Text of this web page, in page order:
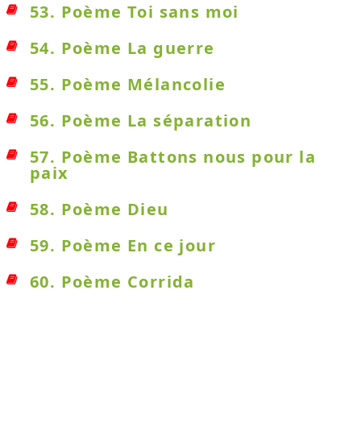
53. Poème Toi sans moi
54. Poème La guerre
55. Poème Mélancolie
56. Poème La séparation
57. Poème Battons nous pour la
paix
58. Poème Dieu
59. Poème En ce jour
60. Poème Corrida